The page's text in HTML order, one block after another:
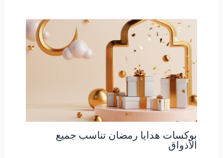
بوكسات هدايا رمضان تناسب جميع
الأذواق